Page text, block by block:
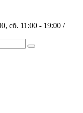
сб. 11:00 - 19:00 /